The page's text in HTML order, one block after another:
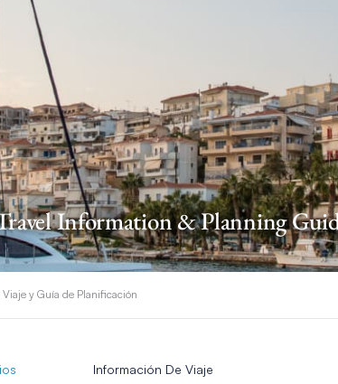
Information & Planning
y Guía de Planificación
Información De Viaje